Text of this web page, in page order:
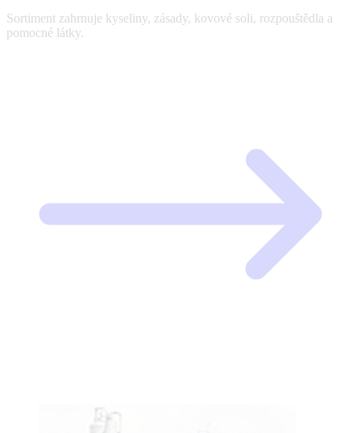
Sortiment zahrnuje kyseliny, zásady, kovové soli, rozpouštědla a
pomocné látky.